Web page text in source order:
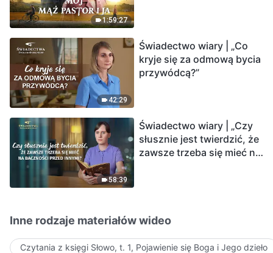
1:59:27
42:29
Świadectwo wiary | „Co
kryje się za odmową bycia
przywódcą?”
58:39
Świadectwo wiary | „Czy
słusznie jest twierdzić, że
zawsze trzeba się mieć na
Inne rodzaje materiałów wideo
Czytania z księgi Słowo, t. 1, Pojawienie się Boga i Jego dzieło